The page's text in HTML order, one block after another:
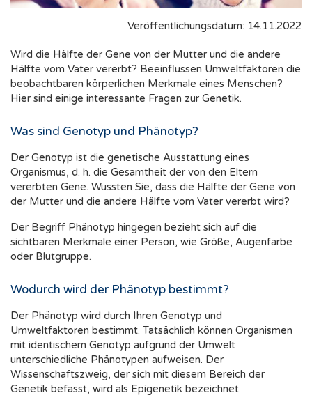
Veröffentlichungsdatum: 14.11.2022
Wird die Hälfte der Gene von der Mutter und die andere
Hälfte vom Vater vererbt? Beeinflussen Umweltfaktoren die
beobachtbaren körperlichen Merkmale eines Menschen?
Hier sind einige interessante Fragen zur Genetik.
Was sind Genotyp und Phänotyp?
Der Genotyp ist die genetische Ausstattung eines
Organismus, d. h. die Gesamtheit der von den Eltern
vererbten Gene. Wussten Sie, dass die Hälfte der Gene von
der Mutter und die andere Hälfte vom Vater vererbt wird?
Der Begriff Phänotyp hingegen bezieht sich auf die
sichtbaren Merkmale einer Person, wie Größe, Augenfarbe
oder Blutgruppe.
Wodurch wird der Phänotyp bestimmt?
Der Phänotyp wird durch Ihren Genotyp und
Umweltfaktoren bestimmt. Tatsächlich können Organismen
mit identischem Genotyp aufgrund der Umwelt
unterschiedliche Phänotypen aufweisen. Der
Wissenschaftszweig, der sich mit diesem Bereich der
Genetik befasst, wird als Epigenetik bezeichnet.